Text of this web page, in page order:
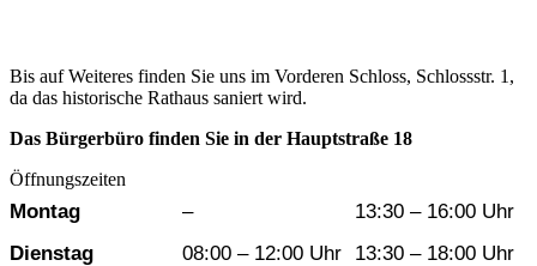
Bis auf Weiteres finden Sie uns im Vorderen Schloss, Schlossstr. 1,
da das historische Rathaus saniert wird.
Das Bürgerbüro finden Sie in der Hauptstraße 18
Öffnungszeiten
Wochentag Vormittag
Montag –
13:30 – 16:00 Uhr
Dienstag
08:00 – 12:00 Uhr
13:30 – 18:00 Uhr